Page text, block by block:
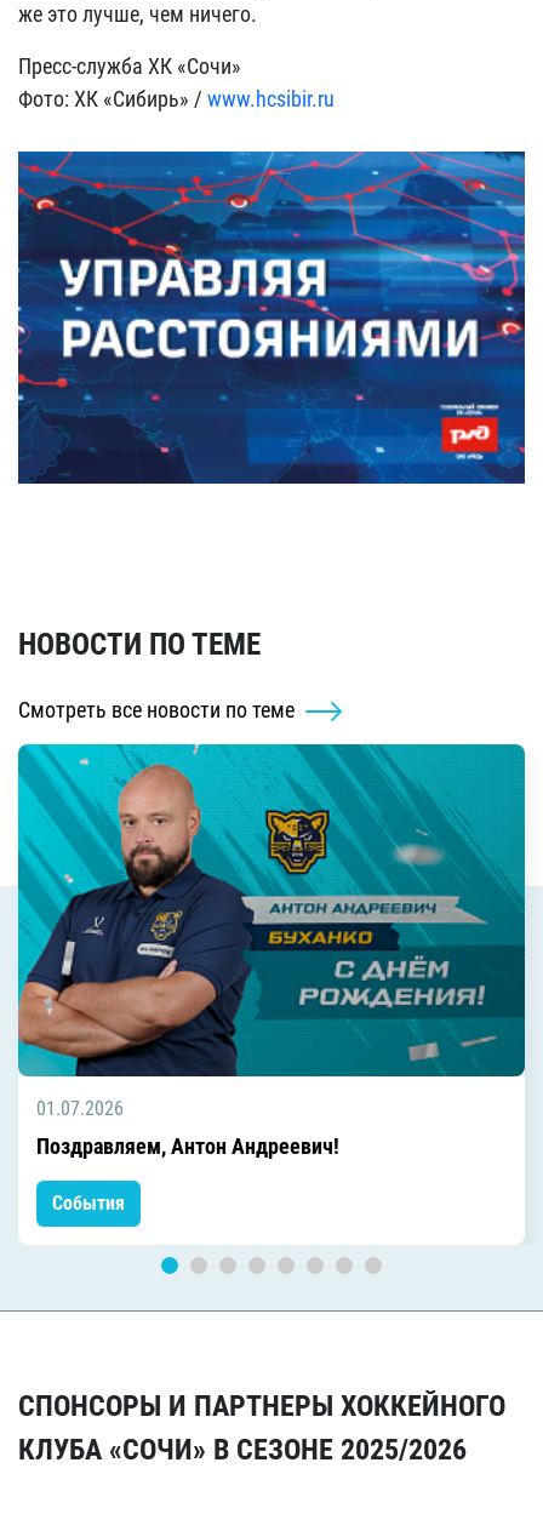
же это лучше, чем ничего.
Пресс-служба ХК «Сочи»
Фото: ХК «Сибирь» / www.hcsibir.ru
НОВОСТИ ПО ТЕМЕ
Смотреть все новости по теме
01.07.2026
Поздравляем, Антон Андреевич!
События
СПОНСОРЫ И ПАРТНЕРЫ ХОККЕЙНОГО
КЛУБА «СОЧИ» В СЕЗОНЕ 2025/2026